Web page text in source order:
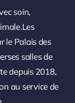
soin,
le Palais des
salles de
depuis 2018,
au service de